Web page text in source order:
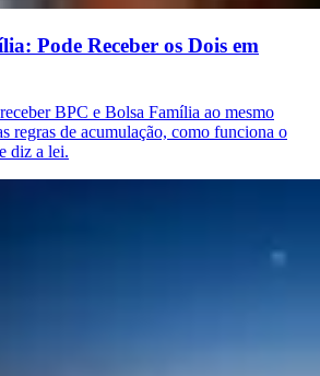
Pode Receber os Dois em
BPC e Bolsa Família ao mesmo
regras de acumulação, como funciona o
diz a lei.